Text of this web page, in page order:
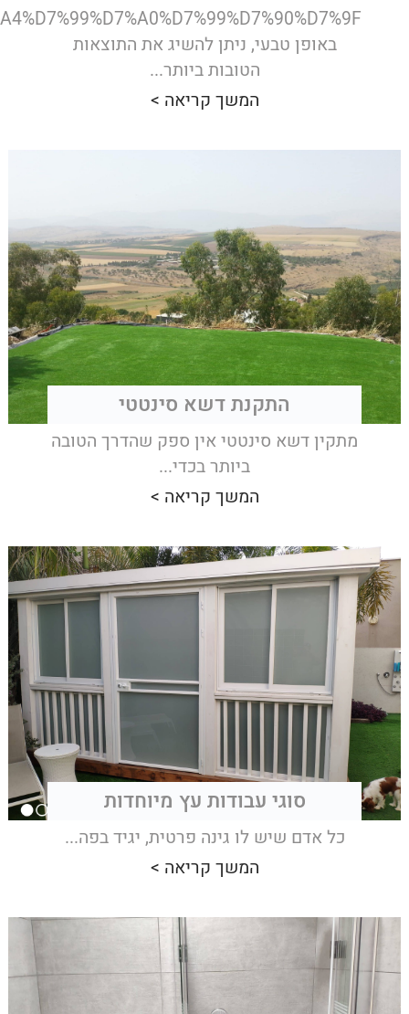
באופן טבעי, ניתן להשיג את התוצאות
הטובות ביותר...
המשך קריאה >
התקנת דשא סינטטי
מתקין דשא סינטטי אין ספק שהדרך הטובה
ביותר בכדי...
המשך קריאה >
סוגי עבודות עץ מיוחדות
כל אדם שיש לו גינה פרטית, יגיד בפה...
המשך קריאה >